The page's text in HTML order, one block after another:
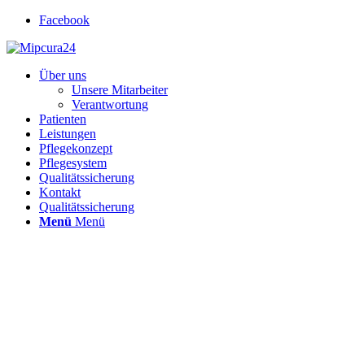
Facebook
Über uns
Unsere Mitarbeiter
Verantwortung
Patienten
Leistungen
Pflegekonzept
Pflegesystem
Qualitätssicherung
Kontakt
Qualitätssicherung
Menü Menü